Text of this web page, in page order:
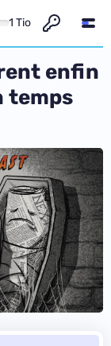
1 Tio
enfin
temps